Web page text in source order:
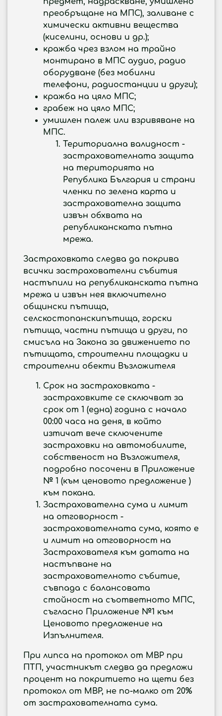
преобръщане на МПС), заливане с
химически активни вещества
(киселини, основи и др.);
кражба чрез взлом на трайно
монтирано в МПС аудио, радио
оборудване (без мобилни
телефони, радиостанции и други);
кражба на цяло МПС;
грабеж на цяло МПС;
умишлен палеж или взривяване на
МПС.
Териториална валидност -
застрахователната защита
на територията на
Република България и страни
членки по зелена карта и
застрахователна защита
извън обхвата на
републиканската пътна
мрежа.
Застраховката следва да покрива
всички застрахователни събития
настъпили на републиканската пътна
мрежа и извън нея включително
общински пътища,
селскостопанскипътища, горски
пътища, частни пътища и други, по
смисъла на Закона за движението по
пътищата, строителни площадки и
строителни обекти Възложителя
Срок на застраховката -
застраховките се сключват за
срок от 1 (една) година с начало
00:00 часа на деня, в който
изтичат вече сключените
застраховки на автомобилите,
собственост на Възложителя,
подробно посочени в Приложение
№ 1 (към ценовото предложение )
към покана.
Застрахователна сума и лимит
на отговорност -
застрахователната сума, която е
и лимит на отговорност на
Застрахователя към датата на
настъпване на
застрахователното събитие,
съвпада с балансовата
стойност на съответното МПС,
съгласно Приложение №1 към
Ценовото предложение на
Изпълнителя.
При липса на протокол от МВР при
ПТП, участникът следва да предложи
процент на покритието на щети без
протокол от МВР, не по-малко от 20%
от застрахователната сума.